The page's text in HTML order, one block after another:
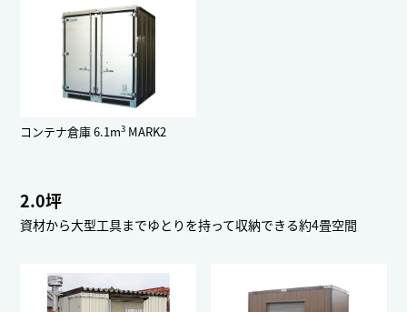
コンテナ倉庫 6.1m3 MARK2
2.0坪
資材から大型工具までゆとりを持って収納できる約4畳空間